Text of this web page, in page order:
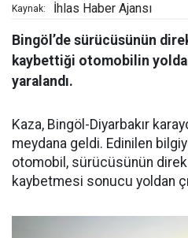
Kaynak: İhlas Haber Ajansı
Bingöl’de sürücüsünün
kaybettiği otomobilin
yaralandı.
Kaza, Bingöl-Diyarbakır
meydana geldi. Edinilen
otomobil, sürücüsünün
kaybetmesi sonucu yoldan